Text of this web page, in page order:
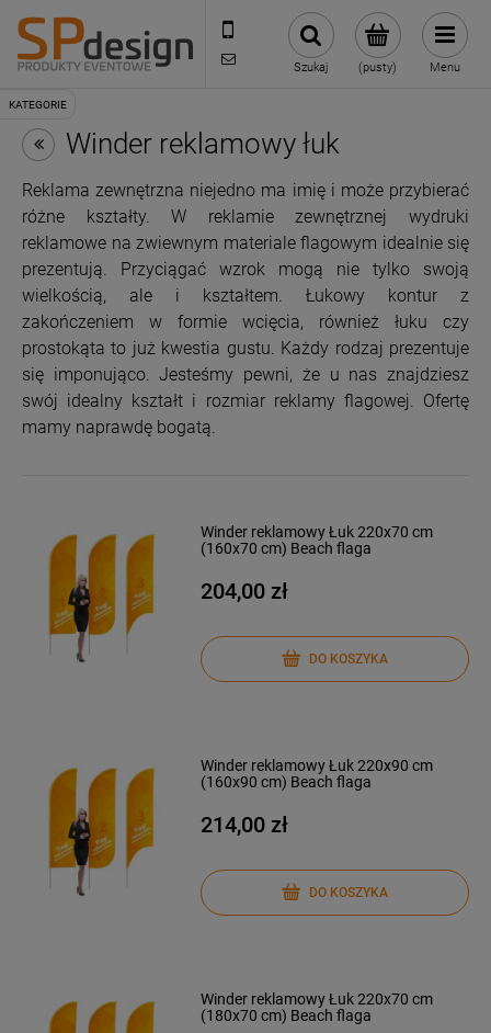
221002030
sklep@reklamydrukarnia.pl
(pusty)
Szukaj Menu
Winder reklamowy łuk
Reklama zewnętrzna niejedno ma imię i może przybierać
różne kształty. W reklamie zewnętrznej wydruki
reklamowe na zwiewnym materiale flagowym idealnie się
prezentują. Przyciągać wzrok mogą nie tylko swoją
wielkością, ale i kształtem. Łukowy kontur z
zakończeniem w formie wcięcia, również łuku czy
prostokąta to już kwestia gustu. Każdy rodzaj prezentuje
się imponująco. Jesteśmy pewni, że u nas znajdziesz
swój idealny kształt i rozmiar reklamy flagowej. Ofertę
mamy naprawdę bogatą.
Winder reklamowy Łuk 220x70 cm
(160x70 cm) Beach flaga
204,00 zł
DO KOSZYKA
Winder reklamowy Łuk 220x90 cm
(160x90 cm) Beach flaga
214,00 zł
DO KOSZYKA
Winder reklamowy Łuk 220x70 cm
(180x70 cm) Beach flaga